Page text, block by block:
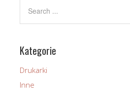
Kategorie
Drukarki
Inne